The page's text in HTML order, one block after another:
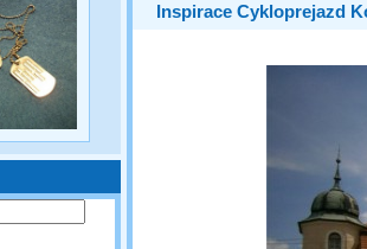
Inspirace Cykloprejazd